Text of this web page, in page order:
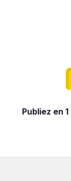
Publiez en